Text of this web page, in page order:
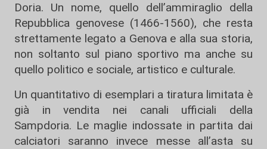
Doria. Un nome, quello dell’ammiraglio della
Repubblica genovese (1466-1560), che resta
strettamente legato a Genova e alla sua storia,
non soltanto sul piano sportivo ma anche su
quello politico e sociale, artistico e culturale.
Un quantitativo di esemplari a tiratura limitata è
già in vendita nei canali ufficiali della
Sampdoria. Le maglie indossate in partita dai
calciatori saranno invece messe all’asta su